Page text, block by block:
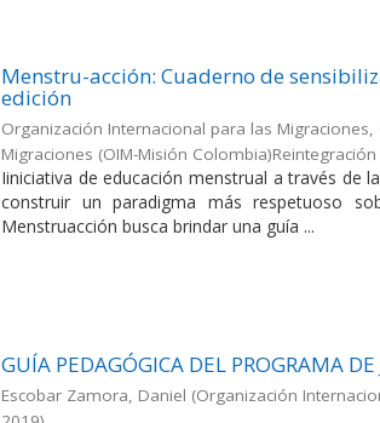
Menstru-acción: Cuaderno de
edición
Organización Internacional para las Migraciones,
Migraciones (OIM-Misión
Iiniciativa de educación menstrual a través de
construir un paradigma más respetuoso
Menstruacción busca brindar una guía ...
GUÍA PEDAGÓGICA DEL PROGRAMA
Escobar Zamora, Daniel (Organización